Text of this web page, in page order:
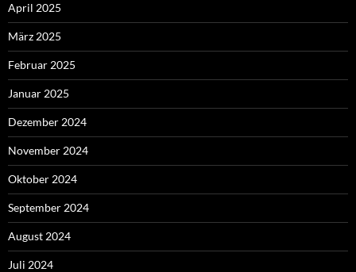
April 2025
März 2025
Februar 2025
Januar 2025
Dezember 2024
November 2024
Oktober 2024
September 2024
August 2024
Juli 2024